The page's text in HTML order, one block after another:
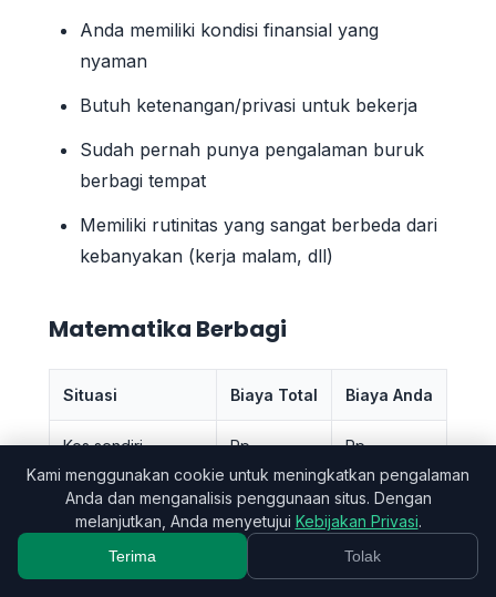
Anda memiliki kondisi finansial yang
nyaman
Butuh ketenangan/privasi untuk bekerja
Sudah pernah punya pengalaman buruk
berbagi tempat
Memiliki rutinitas yang sangat berbeda dari
kebanyakan (kerja malam, dll)
Matematika Berbagi
Situasi Biaya Total Biaya Anda
Kos sendiri
(sedang)
Rp
2.000.000
Rp
2.000.000
Berbagi kos 2
orang (lebih
besar)
Rp
Rp
1.500.000
Kami menggunakan cookie untuk meningkatkan pengalaman
Anda dan menganalisis penggunaan situs. Dengan
melanjutkan, Anda menyetujui Kebijakan Privasi.
Terima Tolak